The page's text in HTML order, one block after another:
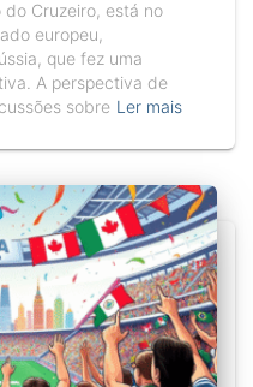
Cruzeiro, está no
europeu,
que fez uma
A perspectiva de
sobre Ler mais